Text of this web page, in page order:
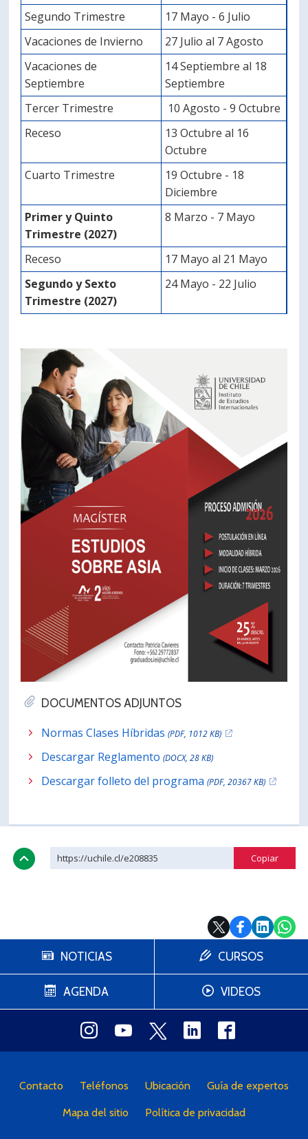
DOCUMENTOS ADJUNTOS
Normas Clases Híbridas(PDF, 1012 KB)
Descargar Reglamento(DOCX, 28 KB)
Descargar folleto del programa(PDF, 20367 KB)
Segundo Trimestre
17 Mayo - 6 Julio
Vacaciones de Invierno
27 Julio al 7 Agosto
Vacaciones de
Septiembre
14 Septiembre al 18
Septiembre
Tercer Trimestre
10 Agosto - 9 Octubre
Receso
13 Octubre al 16
Octubre
Cuarto Trimestre
19 Octubre - 18
Diciembre
Primer y Quinto
Trimestre (2027)
8 Marzo - 7 Mayo
Receso
17 Mayo al 21 Mayo
Segundo y Sexto
Trimestre (2027)
24 Mayo - 22 Julio
https://uchile.cl/e208835
NOTICIAS
AGENDA
CURSOS
VIDEOS
Contacto Teléfonos Ubicación Guía de expertos
Mapa del sitio Política de privacidad